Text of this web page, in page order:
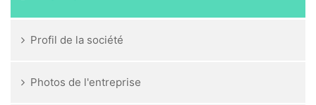
Profil de la société
Photos de l'entreprise